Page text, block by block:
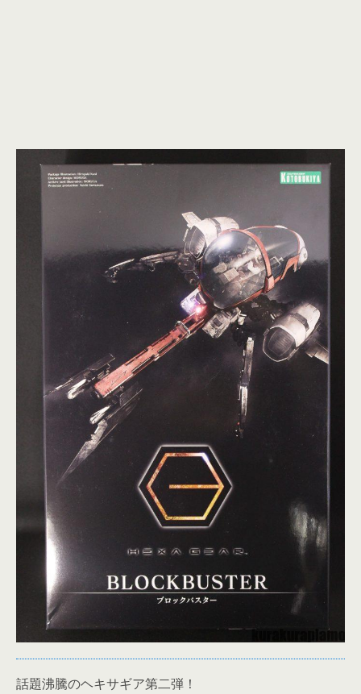
話題沸騰のヘキサギア第二弾！